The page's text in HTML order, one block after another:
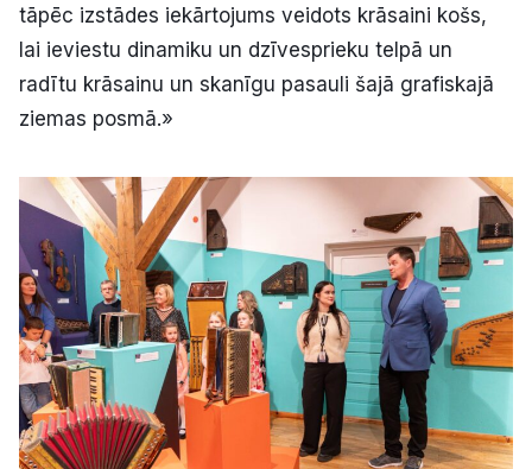
tāpēc izstādes iekārtojums veidots krāsaini košs,
lai ieviestu dinamiku un dzīvesprieku telpā un
radītu krāsainu un skanīgu pasauli šajā grafiskajā
ziemas posmā.»